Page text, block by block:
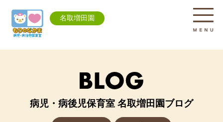
名取増田園
病児・病後児保育室 名取増田園ブログ